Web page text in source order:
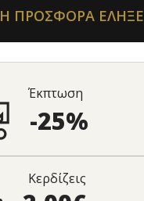
Η ΠΡΟΣΦΟΡΑ ΕΛΗΞΕ
Έκπτωση
-25%
Κερδίζεις